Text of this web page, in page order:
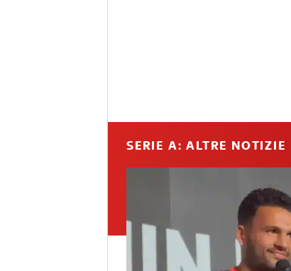
SERIE A: ALTRE NOTIZIE